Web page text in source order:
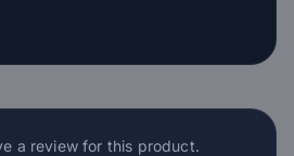
a review for this product.